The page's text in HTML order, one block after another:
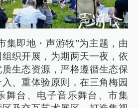
集即地・声游牧”为主题，由
织开展，为期两天一夜，依
生态资源，严格遵循生态保
、重体验原则，在三角梅园
舞台、电子音乐舞台、市集